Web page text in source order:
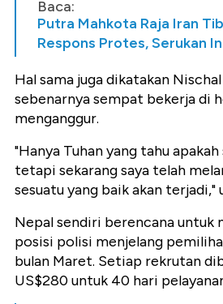
Baca:
Putra Mahkota Raja Iran
Respons Protes, Serukan
Hal sama juga dikatakan
sebenarnya sempat bekerja di
menganggur.
"Hanya Tuhan yang tahu
tetapi sekarang saya telah
sesuatu yang baik akan terjadi,"
Nepal sendiri berencana untuk
posisi polisi menjelang
bulan Maret. Setiap rekrutan
US$280 untuk 40 hari